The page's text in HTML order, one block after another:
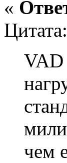
«
VAD
чем